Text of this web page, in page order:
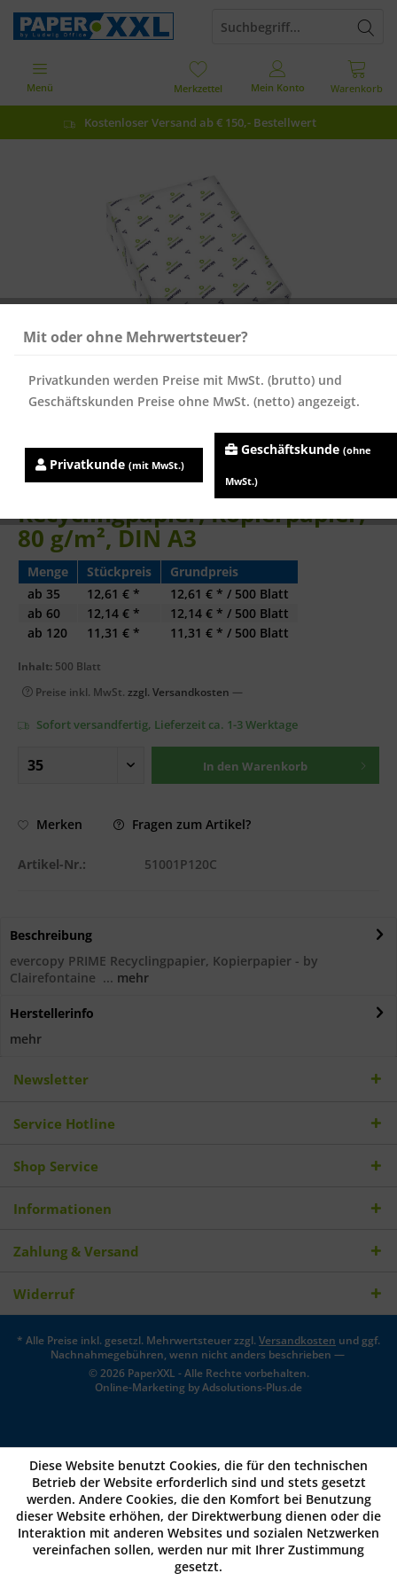
Kostenloser Versand ab € 150,- Bestellwert
Warenkorb
Merkzettel Mein Konto
Menü
evercopy PRIME
Recyclingpapier, Kopierpapier,
80 g/m², DIN A3
Menge Stückpreis
Grundpreis
ab 35 12,61 € *
12,61 € * / 500 Blatt
ab 60 12,14 € *
12,14 € * / 500 Blatt
ab 120 11,31 € * 11,31 € * / 500 Blatt
Inhalt: 500 Blatt
Preise inkl. MwSt. zzgl. Versandkosten —
Sofort versandfertig, Lieferzeit ca. 1-3 Werktage
In den Warenkorb
Merken Fragen zum Artikel?
Artikel-Nr.: 51001P120C
Beschreibung
evercopy PRIME Recyclingpapier, Kopierpapier - by
Clairefontaine ... mehr
Herstellerinfo
mehr
Newsletter
Service Hotline
Shop Service
Informationen
Zahlung & Versand
Widerruf
* Alle Preise inkl. gesetzl. Mehrwertsteuer zzgl.Versandkosten und ggf.
Nachnahmegebühren, wenn nicht anders beschrieben —
© 2026 PaperXXL - Alle Rechte vorbehalten.
Online-Marketing byAdsolutions-Plus.de
Diese Website benutzt Cookies, die für den technischen
Betrieb der Website erforderlich sind und stets gesetzt
werden. Andere Cookies, die den Komfort bei Benutzung
dieser Website erhöhen, der Direktwerbung dienen oder die
Interaktion mit anderen Websites und sozialen Netzwerken
vereinfachen sollen, werden nur mit Ihrer Zustimmung
gesetzt.
Mit oder ohne Mehrwertsteuer?
Privatkunden werden Preise mit MwSt. (brutto) und
Geschäftskunden Preise ohne MwSt. (netto) angezeigt.
Privatkunde (mit MwSt.)
Geschäftskunde (ohne
MwSt.)